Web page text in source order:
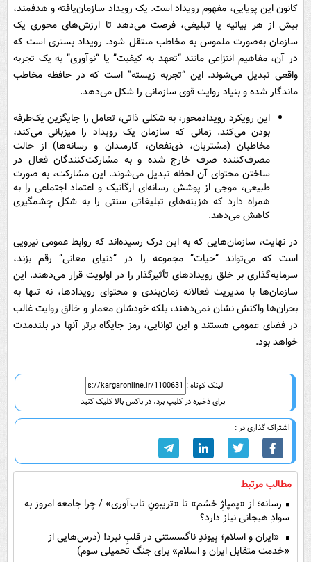
کانون این پویایی، مفهوم رویداد است. یک رویداد سازمان‌یافته و هدفمند،
بیش از هر بیانیه یا تبلیغی، فرصت می‌دهد تا ارزش‌های محوری یک
سازمان به‌صورت ملموس به مخاطب منتقل شود. رویداد بستری است که
در آن، مفاهیم انتزاعی مانند “تعهد به کیفیت” یا “نوآوری” به یک تجربه
واقعی تبدیل می‌شوند. این “تجربه زیسته” است که در حافظه مخاطب
ماندگار شده و بنیاد روایت قوی سازمانی را شکل می‌دهد.
این رویکرد رویدادمحور، به شکلی ذاتی، تعامل را جایگزین یک‌طرفه
بودن می‌کند. زمانی که سازمان یک رویداد را میزبانی می‌کند،
مخاطبان (مشتریان، ذی‌نفعان، کارمندان و رسانه‌ها) از حالت
مصرف‌کننده صرف خارج شده و به مشارکت‌کنندگان فعال در
ساختن محتوای آن لحظه تبدیل می‌شوند. این مشارکت، به صورت
طبیعی، موجی از پوشش رسانه‌ای ارگانیک و اعتماد اجتماعی را به
همراه دارد که هزینه‌های تبلیغاتی سنتی را به شکل چشمگیری
کاهش می‌دهد.
در نهایت، سازمان‌هایی که به این درک رسیده‌اند که روابط عمومی نیرویی
است که می‌تواند “حیات” مجموعه را در “دنیای معانی” رقم بزند،
سرمایه‌گذاری بر خلق رویدادهای تأثیرگذار را در اولویت قرار می‌دهند. این
سازمان‌ها با مدیریت فعالانه زمان‌بندی و محتوای رویدادها، نه تنها به
بحران‌ها واکنش نشان نمی‌دهند، بلکه خودشان معمار و خالق روایت غالب
در فضای عمومی هستند و این توانایی، رمز جایگاه برتر آنها در بلندمدت
خواهد بود.
لینک کوتاه :
برای ذخیره در کلیپ برد، در باکس بالا کلیک کنید
اشتراک گذاری در :
مطالب مرتبط
رسانه؛ از «پمپاژِ خشم» تا «تریبونِ تاب‌آوری» / چرا جامعه امروز به
سوادِ هیجانی نیاز دارد؟
«ایران و اسلام؛ پیوندِ ناگسستنی در قلبِ نبرد! (درس‌هایی از
«خدمت متقابل ایران و اسلام» برای جنگ تحمیلی سوم)